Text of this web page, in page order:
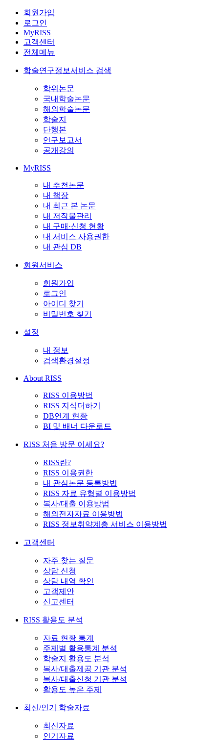
회원가입
로그인
MyRISS
고객센터
전체메뉴
학술연구정보서비스 검색
학위논문
국내학술논문
해외학술논문
학술지
단행본
연구보고서
공개강의
MyRISS
내 추천논문
내 책장
내 최근 본 논문
내 저작물관리
내 구매·신청 현황
내 서비스 사용권한
내 관심 DB
회원서비스
회원가입
로그인
아이디 찾기
비밀번호 찾기
설정
내 정보
검색환경설정
About RISS
RISS 이용방법
RISS 지식더하기
DB연계 현황
BI 및 배너 다운로드
RISS 처음 방문 이세요?
RISS란?
RISS 이용권한
내 관심논문 등록방법
RISS 자료 유형별 이용방법
복사/대출 이용방법
해외전자자료 이용방법
RISS 정보취약계층 서비스 이용방법
고객센터
자주 찾는 질문
상담 신청
상담 내역 확인
고객제안
신고센터
RISS 활용도 분석
자료 현황 통계
주제별 활용통계 분석
학술지 활용도 분석
복사/대출제공 기관 분석
복사/대출신청 기관 분석
활용도 높은 주제
최신/인기 학술자료
최신자료
인기자료